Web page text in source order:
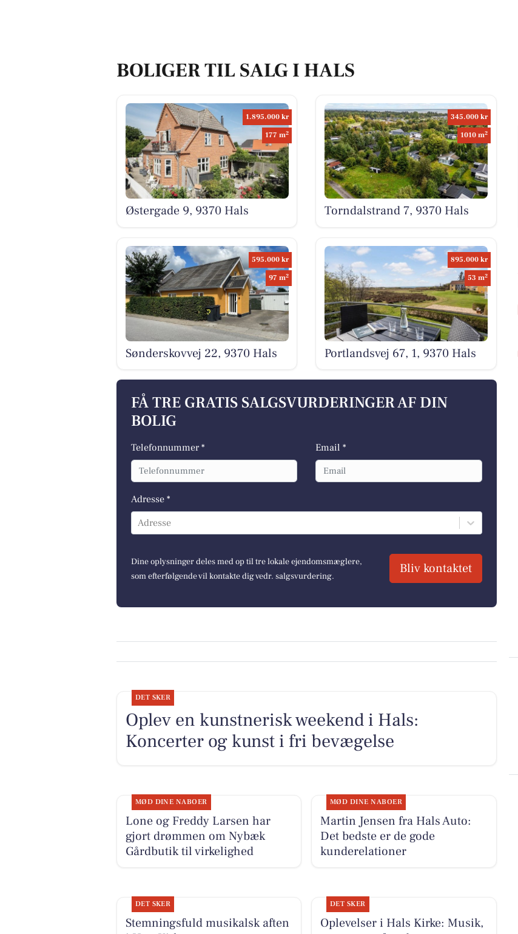
BOLIGER TIL SALG I HALS
1.895.000 kr
177 m2
Østergade 9, 9370 Hals
345.000 kr
1010 m2
Torndalstrand 7, 9370 Hals
595.000 kr
97 m2
Sønderskovvej 22, 9370 Hals
895.000 kr
53 m2
Portlandsvej 67, 1, 9370 Hals
FÅ TRE GRATIS SALGSVURDERINGER AF DIN
BOLIG
Telefonnummer * Email *
Adresse *
Adresse
Dine oplysninger deles med op til tre lokale ejendomsmæglere,
som efterfølgende vil kontakte dig vedr. salgsvurdering.
Bliv kontaktet
DET SKER
Oplev en kunstnerisk weekend i Hals:
Koncerter og kunst i fri bevægelse
MØD DINE NABOER
Lone og Freddy Larsen har
gjort drømmen om Nybæk
Gårdbutik til virkelighed
MØD DINE NABOER
Martin Jensen fra Hals Auto:
Det bedste er de gode
kunderelationer
DET SKER
Stemningsfuld musikalsk aften
DET SKER
Oplevelser i Hals Kirke: Musik,